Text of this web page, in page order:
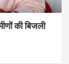
की बिजली